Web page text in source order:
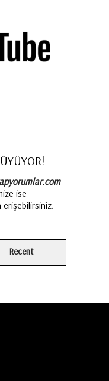
ise
Recent